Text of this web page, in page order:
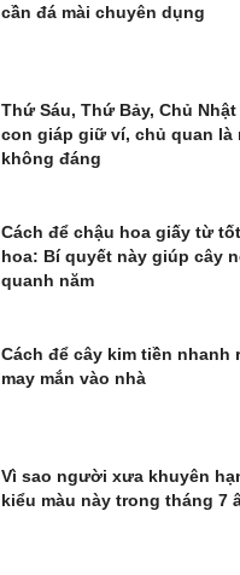
cần đá mài chuyên dụng
Thứ Sáu, Thứ Bảy, Chủ Nhật
con giáp giữ ví, chủ quan là
không đáng
Cách để chậu hoa giấy từ
hoa: Bí quyết này giúp cây
quanh năm
Cách để cây kim tiền nhanh
may mắn vào nhà
Vì sao người xưa khuyên
kiểu màu này trong tháng 7